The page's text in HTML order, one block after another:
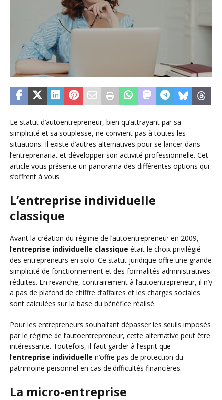
Le statut d’autoentrepreneur, bien qu’attrayant par sa
simplicité et sa souplesse, ne convient pas à toutes les
situations. Il existe d’autres alternatives pour se lancer dans
l’entreprenariat et développer son activité professionnelle. Cet
article vous présente un panorama des différentes options qui
s’offrent à vous.
L’entreprise individuelle
classique
Avant la création du régime de l’autoentrepreneur en 2009,
l’entreprise individuelle classique était le choix privilégié
des entrepreneurs en solo. Ce statut juridique offre une grande
simplicité de fonctionnement et des formalités administratives
réduites. En revanche, contrairement à l’autoentrepreneur, il n’y
a pas de plafond de chiffre d’affaires et les charges sociales
sont calculées sur la base du bénéfice réalisé.
Pour les entrepreneurs souhaitant dépasser les seuils imposés
par le régime de l’autoentrepreneur, cette alternative peut être
intéressante. Toutefois, il faut garder à l’esprit que
l’entreprise individuelle n’offre pas de protection du
patrimoine personnel en cas de difficultés financières.
La micro-entreprise